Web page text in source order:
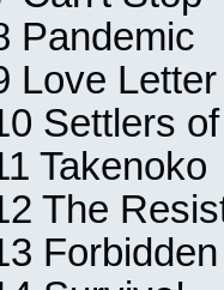
Pandemic
Love Letter
Settlers
Takenoko
The